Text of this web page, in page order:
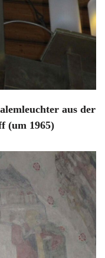
aus der
(um 1965)